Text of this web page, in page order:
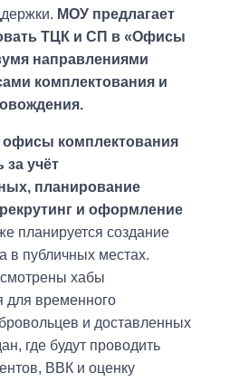
МОУ предлагает
ТЦК и СП в «Офисы
направлениями
комплектования и
офисы комплектования
за учёт
планирование
и оформление
планируется создание
в публичных местах.
хабы
для временного
и доставленных
где будут проводить
ВВК и оценку